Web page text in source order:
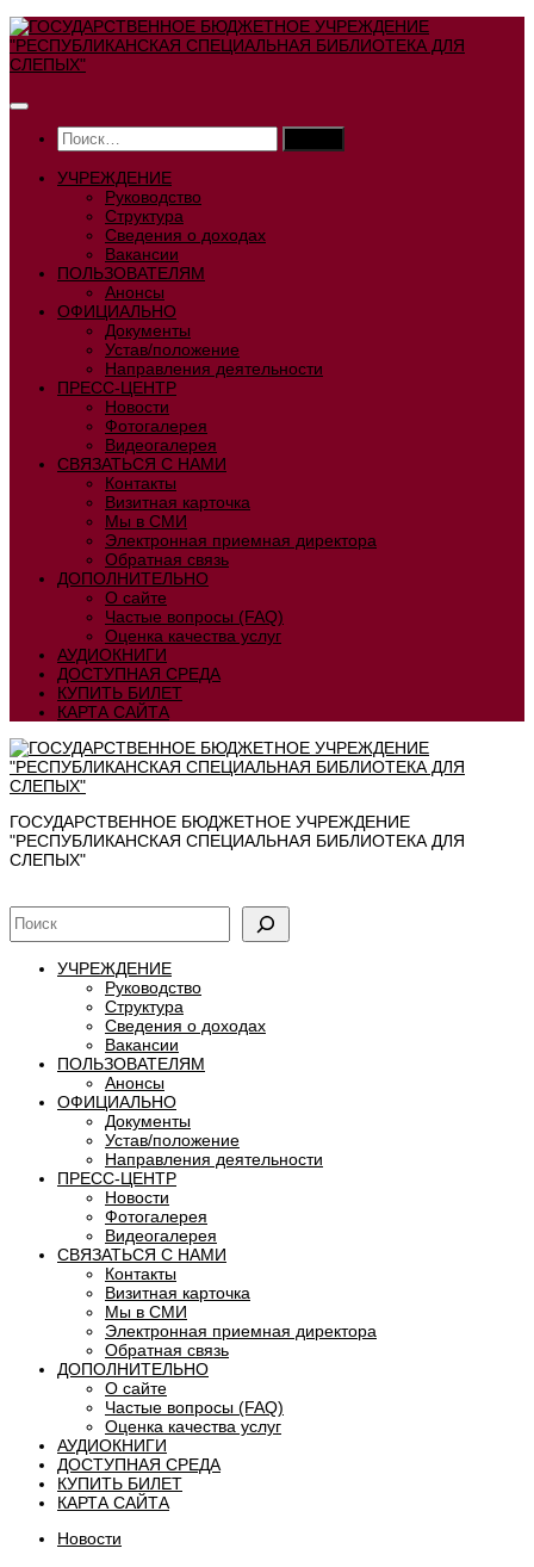
Перейти
к
содержимому
Найти:
УЧРЕЖДЕНИЕ
Руководство
Структура
Сведения о доходах
Вакансии
ПОЛЬЗОВАТЕЛЯМ
Анонсы
ОФИЦИАЛЬНО
Документы
Устав/положение
Направления деятельности
ПРЕСС-ЦЕНТР
Новости
Фотогалерея
Видеогалерея
СВЯЗАТЬСЯ С НАМИ
Контакты
Визитная карточка
Мы в СМИ
Электронная приемная директора
Обратная связь
ДОПОЛНИТЕЛЬНО
О сайте
Частые вопросы (FAQ)
Оценка качества услуг
АУДИОКНИГИ
ДОСТУПНАЯ СРЕДА
КУПИТЬ БИЛЕТ
КАРТА САЙТА
ГОСУДАРСТВЕННОЕ БЮДЖЕТНОЕ УЧРЕЖДЕНИЕ
"РЕСПУБЛИКАНСКАЯ СПЕЦИАЛЬНАЯ БИБЛИОТЕКА ДЛЯ
СЛЕПЫХ"
УЧРЕЖДЕНИЕ
Руководство
Структура
Сведения о доходах
Вакансии
ПОЛЬЗОВАТЕЛЯМ
Анонсы
ОФИЦИАЛЬНО
Документы
Устав/положение
Направления деятельности
ПРЕСС-ЦЕНТР
Новости
Фотогалерея
Видеогалерея
СВЯЗАТЬСЯ С НАМИ
Контакты
Визитная карточка
Мы в СМИ
Электронная приемная директора
Обратная связь
ДОПОЛНИТЕЛЬНО
О сайте
Частые вопросы (FAQ)
Оценка качества услуг
АУДИОКНИГИ
ДОСТУПНАЯ СРЕДА
КУПИТЬ БИЛЕТ
КАРТА САЙТА
Новости